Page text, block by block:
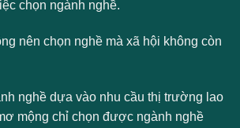
chọn ngành nghề.
nên chọn nghề mà xã hội không còn
nghề dựa vào nhu cầu thị trường lao
mộng chỉ chọn được ngành nghề